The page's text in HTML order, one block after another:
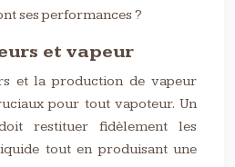
ses performances ?
et vapeur
et la production de vapeur
pour tout vapoteur. Un
restituer fidèlement les
tout en produisant une